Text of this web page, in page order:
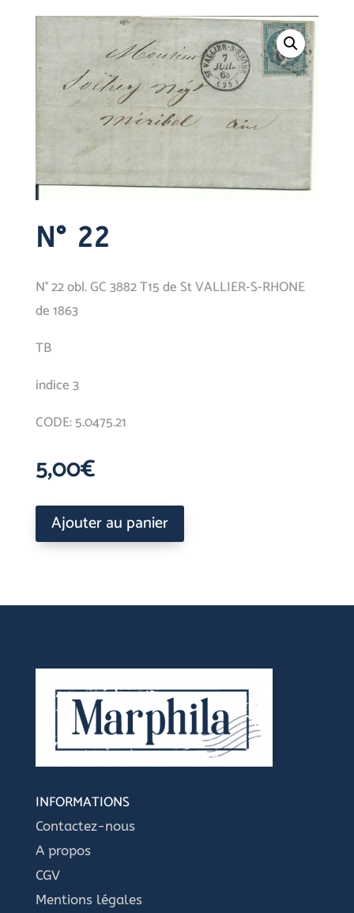
N° 22
N° 22 obl. GC 3882 T15 de St VALLIER-S-RHONE
de 1863
TB
indice 3
CODE: 5.0475.21
5,00€
Ajouter au panier
INFORMATIONS
Contactez-nous
A propos
CGV
Mentions légales